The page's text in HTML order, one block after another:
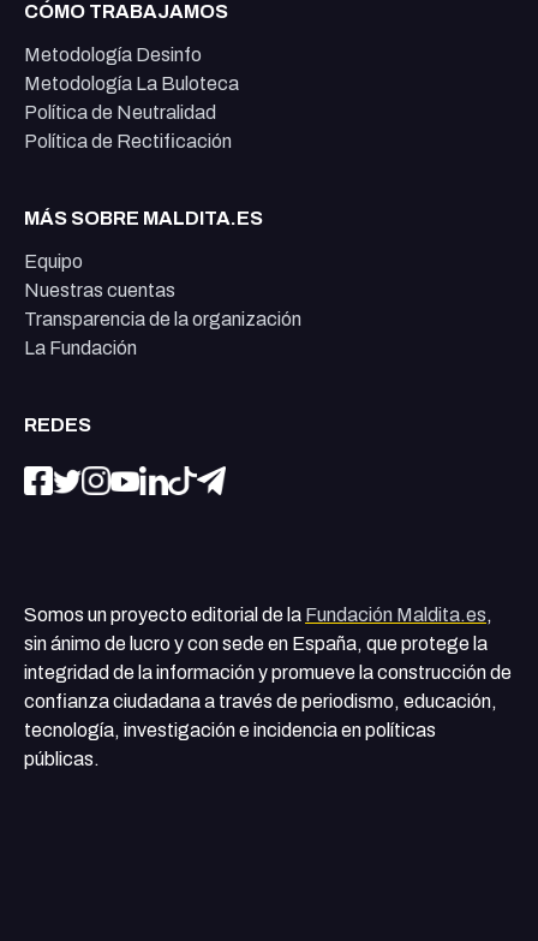
CÓMO TRABAJAMOS
Metodología Desinfo
Metodología La Buloteca
Política de Neutralidad
Política de Rectificación
MÁS SOBRE MALDITA.ES
Equipo
Nuestras cuentas
Transparencia de la organización
La Fundación
REDES
Somos un proyecto editorial de la Fundación Maldita.es,
sin ánimo de lucro y con sede en España, que protege la
integridad de la información y promueve la construcción de
confianza ciudadana a través de periodismo, educación,
tecnología, investigación e incidencia en políticas
públicas.